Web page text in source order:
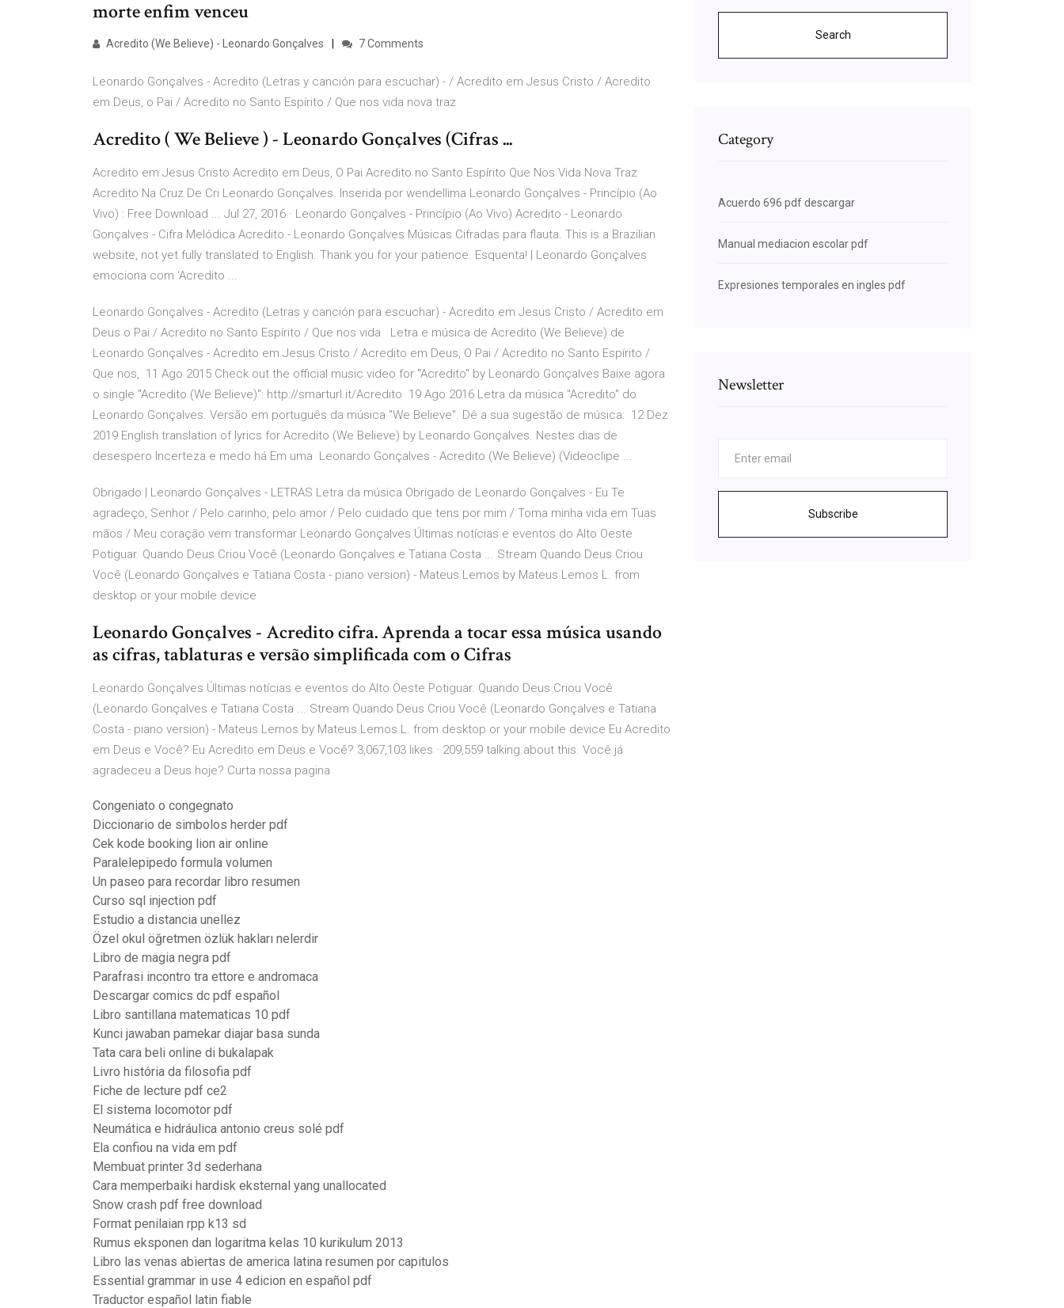
morte enfim venceu
Acredito (We Believe) - Leonardo Gonçalves 7 Comments
Leonardo Gonçalves - Acredito (Letras y canción para escuchar) - / Acredito em Jesus Cristo / Acredito
em Deus, o Pai / Acredito no Santo Espírito / Que nos vida nova traz
Acredito ( We Believe ) - Leonardo Gonçalves (Cifras ...
Acredito em Jesus Cristo Acredito em Deus, O Pai Acredito no Santo Espírito Que Nos Vida Nova Traz
Acredito Na Cruz De Cri Leonardo Gonçalves. Inserida por wendellima Leonardo Gonçalves - Princípio (Ao
Vivo) : Free Download ... Jul 27, 2016 · Leonardo Gonçalves - Princípio (Ao Vivo) Acredito - Leonardo
Gonçalves - Cifra Melódica Acredito - Leonardo Gonçalves Músicas Cifradas para flauta. This is a Brazilian
website, not yet fully translated to English. Thank you for your patience. Esquenta! | Leonardo Gonçalves
emociona com ‘Acredito ...
Leonardo Gonçalves - Acredito (Letras y canción para escuchar) - Acredito em Jesus Cristo / Acredito em
Deus o Pai / Acredito no Santo Espírito / Que nos vida Letra e música de Acredito (We Believe) de
Leonardo Gonçalves - Acredito em Jesus Cristo / Acredito em Deus, O Pai / Acredito no Santo Espírito /
Que nos, 11 Ago 2015 Check out the official music video for "Acredito" by Leonardo Gonçalves Baixe agora
o single "Acredito (We Believe)": http://smarturl.it/Acredito 19 Ago 2016 Letra da música "Acredito" do
Leonardo Gonçalves. Versão em português da música "We Believe". Dê a sua sugestão de música: 12 Dez
2019 English translation of lyrics for Acredito (We Believe) by Leonardo Gonçalves. Nestes dias de
desespero Incerteza e medo há Em uma Leonardo Gonçalves - Acredito (We Believe) (Videoclipe ...
Obrigado | Leonardo Gonçalves - LETRAS Letra da música Obrigado de Leonardo Gonçalves - Eu Te
agradeço, Senhor / Pelo carinho, pelo amor / Pelo cuidado que tens por mim / Toma minha vida em Tuas
mãos / Meu coração vem transformar Leonardo Gonçalves Últimas notícias e eventos do Alto Oeste
Potiguar. Quando Deus Criou Você (Leonardo Gonçalves e Tatiana Costa ... Stream Quando Deus Criou
Você (Leonardo Gonçalves e Tatiana Costa - piano version) - Mateus Lemos by Mateus Lemos L. from
desktop or your mobile device
Leonardo Gonçalves - Acredito cifra. Aprenda a tocar essa música usando
as cifras, tablaturas e versão simplificada com o Cifras
Leonardo Gonçalves Últimas notícias e eventos do Alto Oeste Potiguar. Quando Deus Criou Você
(Leonardo Gonçalves e Tatiana Costa ... Stream Quando Deus Criou Você (Leonardo Gonçalves e Tatiana
Costa - piano version) - Mateus Lemos by Mateus Lemos L. from desktop or your mobile device Eu Acredito
em Deus e Você? Eu Acredito em Deus e Você? 3,067,103 likes · 209,559 talking about this. Você já
agradeceu a Deus hoje? Curta nossa pagina
Congeniato o congegnato
Diccionario de simbolos herder pdf
Cek kode booking lion air online
Paralelepipedo formula volumen
Un paseo para recordar libro resumen
Curso sql injection pdf
Estudio a distancia unellez
Özel okul öğretmen özlük hakları nelerdir
Libro de magia negra pdf
Parafrasi incontro tra ettore e andromaca
Descargar comics dc pdf español
Libro santillana matematicas 10 pdf
Kunci jawaban pamekar diajar basa sunda
Tata cara beli online di bukalapak
Livro história da filosofia pdf
Fiche de lecture pdf ce2
El sistema locomotor pdf
Neumática e hidráulica antonio creus solé pdf
Ela confiou na vida em pdf
Membuat printer 3d sederhana
Cara memperbaiki hardisk eksternal yang unallocated
Snow crash pdf free download
Format penilaian rpp k13 sd
Rumus eksponen dan logaritma kelas 10 kurikulum 2013
Libro las venas abiertas de america latina resumen por capitulos
Essential grammar in use 4 edicion en español pdf
Traductor español latin fiable
Search
Category
Acuerdo 696 pdf descargar
Manual mediacion escolar pdf
Expresiones temporales en ingles pdf
Newsletter
Subscribe